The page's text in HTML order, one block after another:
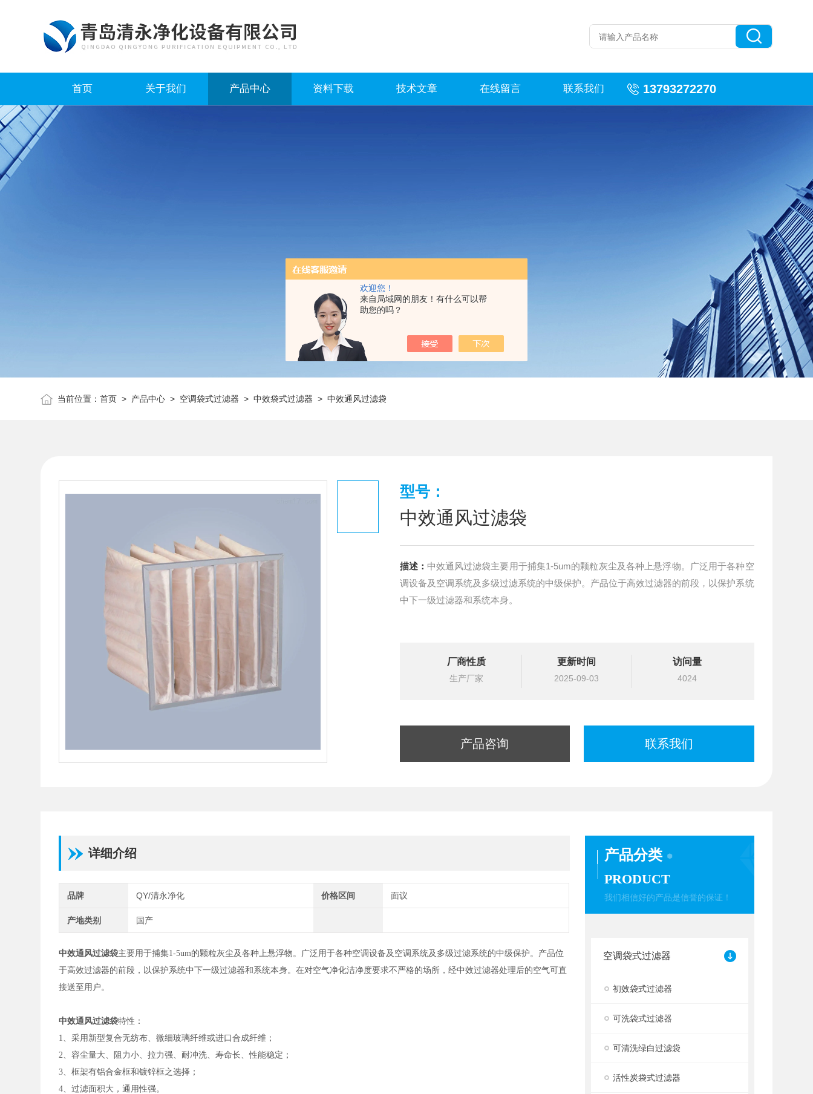
欢迎您！
来自局域网的朋友！有什么可以帮
助您的吗？
首页 关于我们 产品中心 资料下载 技术文章 在线留言 联系我们 13793272270
当前位置：首页 > 产品中心 > 空调袋式过滤器 >中效袋式过滤器 > 中效通风过滤袋
型号：
中效通风过滤袋
描述： 中效通风过滤袋主要用于捕集1-5um的颗粒灰尘及各种上悬浮物。广泛用于各种空
调设备及空调系统及多级过滤系统的中级保护。产品位于高效过滤器的前段，以保护系统
中下一级过滤器和系统本身。
厂商性质
生产厂家
更新时间
2025-09-03
访问量
4024
产品咨询 联系我们
产品分类
PRODUCT
我们相信好的产品是信誉的保证！
空调袋式过滤器
初效袋式过滤器
可洗袋式过滤器
可清洗绿白过滤袋
活性炭袋式过滤器
详细介绍
品牌 QY/清永净化 价格区间 面议
产地类别 国产
中效通风过滤袋主要用于捕集1-5um的颗粒灰尘及各种上悬浮物。广泛用于各种空调设备及空调系统及多级过滤系统的中级保护。产品位
于高效过滤器的前段，以保护系统中下一级过滤器和系统本身。在对空气净化洁净度要求不严格的场所，经中效过滤器处理后的空气可直
接送至用户。
中效通风过滤袋特性：
1、采用新型复合无纺布、微细玻璃纤维或进口合成纤维；
2、容尘量大、阻力小、拉力强、耐冲洗、寿命长、性能稳定；
3、框架有铝合金框和镀锌框之选择；
4、过滤面积大，通用性强。